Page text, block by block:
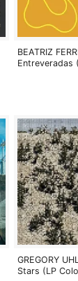
BEATRIZ
Entreveradas
GREGORY
Stars (LP